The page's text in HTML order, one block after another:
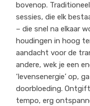
bovenop.
sessies, die elk
– die snel na elkaar
houdingen in hoog
aandacht voor de
andere, wek je een
‘levensenergie’ op,
doorbloeding.
tempo, erg